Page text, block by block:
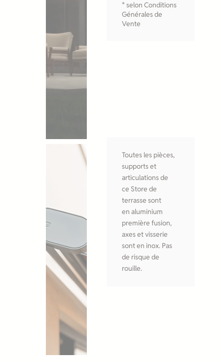
* selon Conditions
Générales de
Vente
Toutes les pièces,
supports et
articulations de
ce Store de
terrasse sont
en aluminium
première fusion,
axes et visserie
sont en inox. Pas
de risque de
rouille.